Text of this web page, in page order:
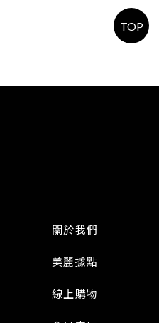
TOP
關於我們
美麗據點
線上購物